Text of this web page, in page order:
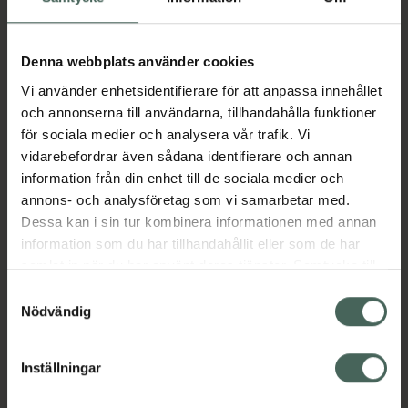
Denna webbplats använder cookies
Vi använder enhetsidentifierare för att anpassa innehållet
och annonserna till användarna, tillhandahålla funktioner
för sociala medier och analysera vår trafik. Vi
vidarebefordrar även sådana identifierare och annan
information från din enhet till de sociala medier och
annons- och analysföretag som vi samarbetar med.
Dessa kan i sin tur kombinera informationen med annan
information som du har tillhandahållit eller som de har
samlat in när du har använt deras tjänster. Samtycke till
återkalla ditt samtycke via webbplatsens
cookieinställningar. Ett återkallat samtycke påverkar inte
lagligheten av behandling som skett innan återkallelsen.
Nödvändig
Inställningar
Aktuella erbjudanden
Beskrivning Dölj
Läs alltid bipacksedeln innan
användning.
EAN:07046261089746
Bipacksedel från FASS Visa